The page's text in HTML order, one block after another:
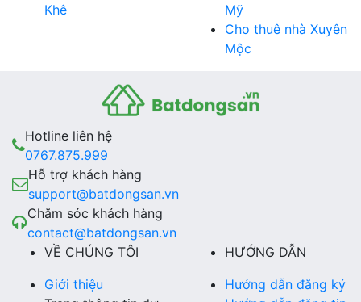
Khê
Mỹ
Cho thuê nhà Xuyên
Mộc
Hotline liên hệ
0767.875.999
Hỗ trợ khách hàng
support@batdongsan.vn
Chăm sóc khách hàng
contact@batdongsan.vn
VỀ CHÚNG TÔI
Giới thiệu
HƯỚNG DẪN
Hướng dẫn đăng ký